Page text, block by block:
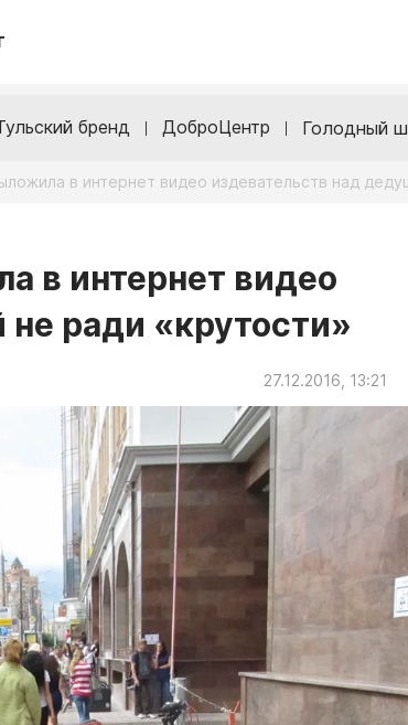
бренд ДоброЦентр Голодный
в интернет видео издевательств над
в интернет видео
ради «крутости»
27.12.2016, 13:21